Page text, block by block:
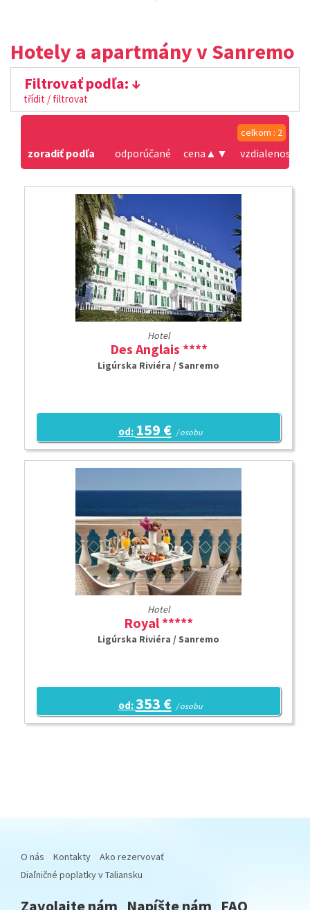
Hotely a apartmány v Sanremo
Filtrovať podľa:
třídit / filtrovat
celkom : 2
zoradiť podľa odporúčané cena ▲ ▼ vzdialenosť
Hotel
Des Anglais ****
Ligúrska Riviéra / Sanremo
od: 159 € / osobu
Hotel
Royal *****
Ligúrska Riviéra / Sanremo
od:353 € / osobu
O nás Kontakty
Ako rezervovať
Diaľničné poplatky v Taliansku
Zavolajte nám Napíšte nám FAQ